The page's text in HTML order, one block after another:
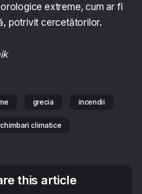
extreme, cum ar fi
potrivit cercetătorilor.
grecia incendii
climatice
this article